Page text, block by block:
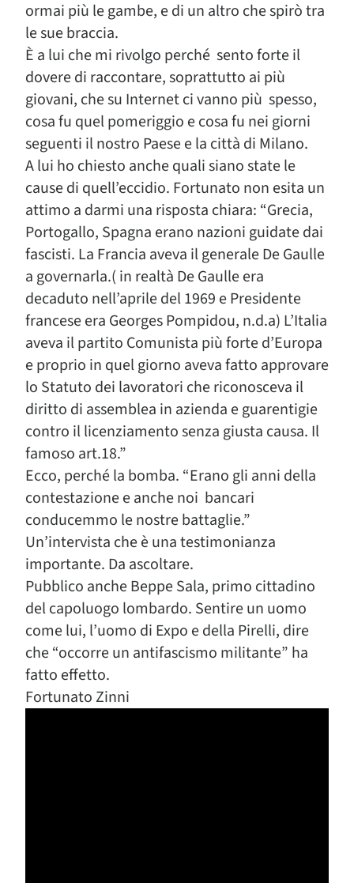
ormai più le gambe, e di un altro che spirò tra
le sue braccia.
È a lui che mi rivolgo perché sento forte il
dovere di raccontare, soprattutto ai più
giovani, che su Internet ci vanno più spesso,
cosa fu quel pomeriggio e cosa fu nei giorni
seguenti il nostro Paese e la città di Milano.
A lui ho chiesto anche quali siano state le
cause di quell’eccidio. Fortunato non esita un
attimo a darmi una risposta chiara: “Grecia,
Portogallo, Spagna erano nazioni guidate dai
fascisti. La Francia aveva il generale De Gaulle
a governarla.( in realtà De Gaulle era
decaduto nell’aprile del 1969 e Presidente
francese era Georges Pompidou, n.d.a) L’Italia
aveva il partito Comunista più forte d’Europa
e proprio in quel giorno aveva fatto approvare
lo Statuto dei lavoratori che riconosceva il
diritto di assemblea in azienda e guarentigie
contro il licenziamento senza giusta causa. Il
famoso art.18.”
Ecco, perché la bomba. “Erano gli anni della
contestazione e anche noi bancari
conducemmo le nostre battaglie.”
Un’intervista che è una testimonianza
importante. Da ascoltare.
Pubblico anche Beppe Sala, primo cittadino
del capoluogo lombardo. Sentire un uomo
come lui, l’uomo di Expo e della Pirelli, dire
che “occorre un antifascismo militante” ha
fatto effetto.
Fortunato Zinni